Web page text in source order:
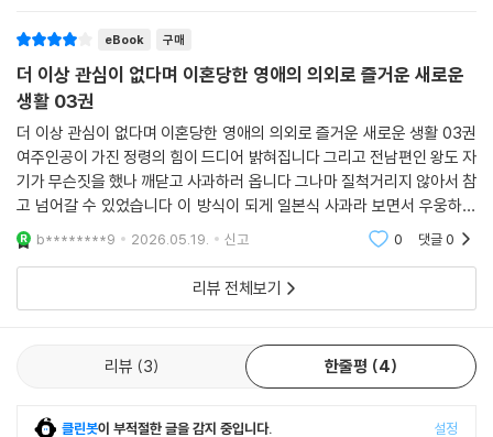
eBook 구매
더 이상 관심이 없다며 이혼당한 영애의 의외로 즐거운 새로운
생활 03권
더 이상 관심이 없다며 이혼당한 영애의 의외로 즐거운 새로운 생활 03권
여주인공이 가진 정령의 힘이 드디어 밝혀집니다 그리고 전남편인 왕도 자
기가 무슨짓을 했나 깨닫고 사과하러 옵니다 그나마 질척거리지 않아서 참
고 넘어갈 수 있었습니다 이 방식이 되게 일본식 사과라 보면서 우웅하게
됩니다b********9 2026.05.19. 신고 0 댓글0
리뷰 전체보기
리뷰 3 한줄평 4
클린봇이 부적절한 글을 감지 중입니다. 설정